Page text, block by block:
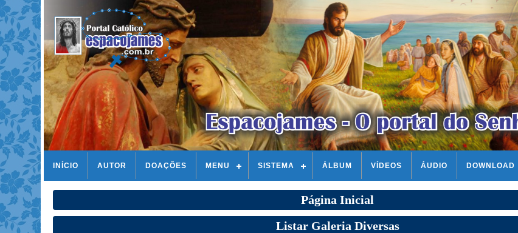
INÍCIO AUTOR DOAÇÕES MENU SISTEMA ÁLBUM VÍDEOS ÁUDIO DOWNLOAD
Página Inicial
Listar Galeria Diversas